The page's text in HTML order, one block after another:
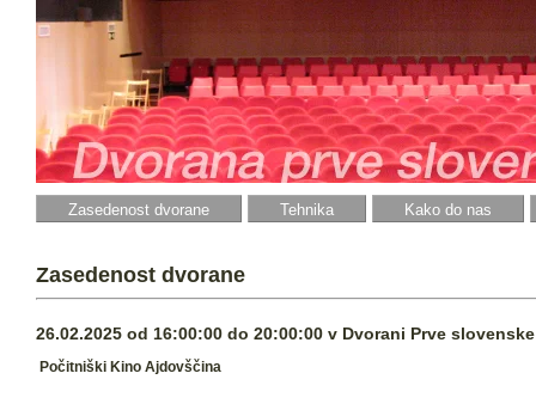
Zasedenost dvorane Tehnika Kako do nas
Zasedenost dvorane
26.02.2025 od 16:00:00 do 20:00:00 v Dvorani Prve
Počitniški Kino Ajdovščina